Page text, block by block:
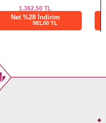
2.937,53
Net %76 İndirim
705,01 TL